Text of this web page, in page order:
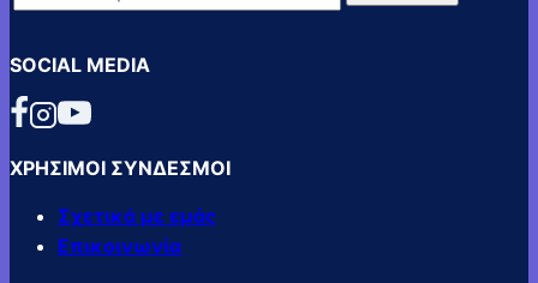
SOCIAL MEDIA
ΧΡΗΣΙΜΟΙ ΣΥΝΔΕΣΜΟΙ
Σχετικά με εμάς
Επικοινωνία